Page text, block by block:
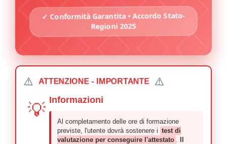
✓ Conformità Garantita • Accordo Stato-
Regioni 2025
⚠️ ATTENZIONE - IMPORTANTE ⚠️
💡 Informazioni
Al completamento delle ore di formazione
previste, l'utente dovrà sostenere i test di
valutazione per conseguire l'attestato .